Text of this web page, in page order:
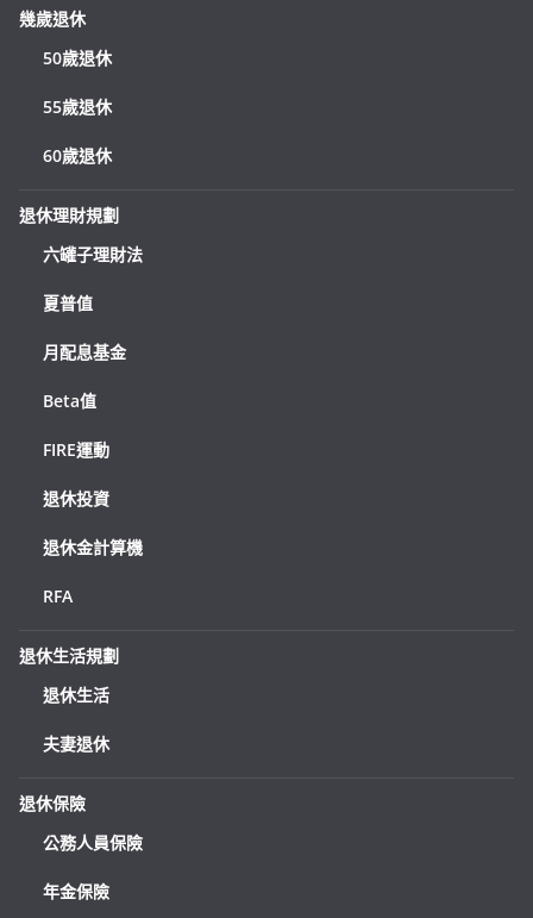
幾歲退休
50歲退休
55歲退休
60歲退休
退休理財規劃
六罐子理財法
夏普值
月配息基金
Beta值
FIRE運動
退休投資
退休金計算機
RFA
退休生活規劃
退休生活
夫妻退休
退休保險
公務人員保險
年金保險